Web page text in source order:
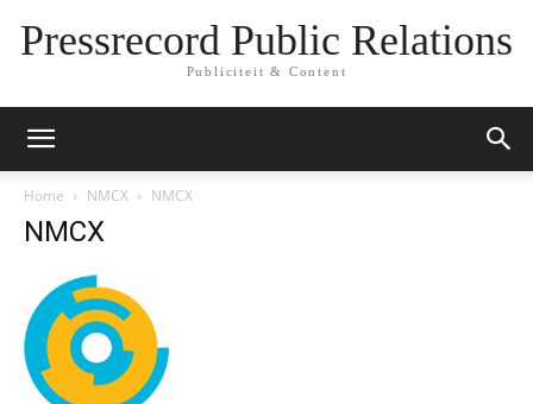
Pressrecord Public Relations
Publiciteit & Content
Home NMCX NMCX
NMCX